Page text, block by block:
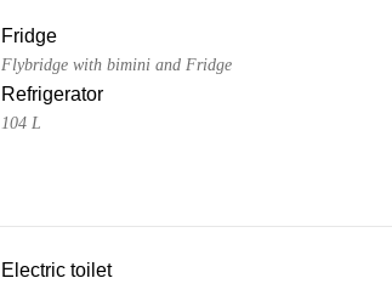
Fridge
Flybridge with bimini and Fridge
Refrigerator
104 L
Electric toilet